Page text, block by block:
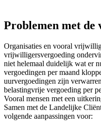
Problemen met de
Organisaties en vooral
vrijwilligersvergoeding
niet helemaal duidelijk wat er
vergoedingen per maand
uurvergoedingen zijn
belastingvrije vergoeding per
Vooral mensen met een
Samen met de Landelijke
volgende aanpassingen voor: